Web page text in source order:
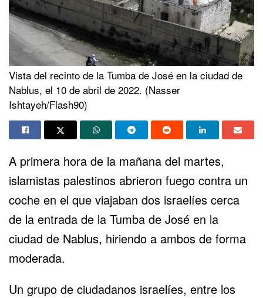
Vista del recinto de la Tumba de José en la ciudad de
Nablus, el 10 de abril de 2022. (Nasser
Ishtayeh/Flash90)
A primera hora de la mañana del martes,
islamistas palestinos abrieron fuego contra un
coche en el que viajaban dos israelíes cerca
de la entrada de la Tumba de José en la
ciudad de Nablus, hiriendo a ambos de forma
moderada.
Un grupo de ciudadanos israelíes, entre los